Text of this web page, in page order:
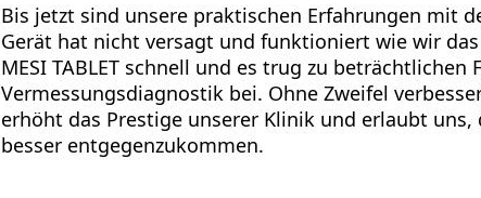
Bis jetzt sind unsere praktischen Erfahrungen mit
Gerät hat nicht versagt und funktioniert wie wir
MESI TABLET schnell und es trug zu
Vermessungsdiagnostik bei. Ohne Zweifel
erhöht das Prestige unserer Klinik und erlaubt
besser entgegenzukommen.